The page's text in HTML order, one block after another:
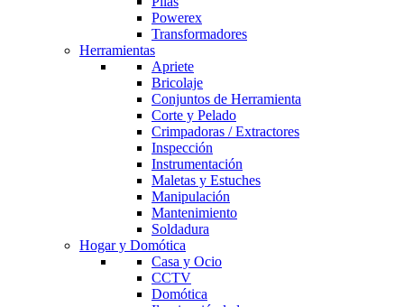
Powerex
Transformadores
Herramientas
Apriete
Bricolaje
Conjuntos de Herramienta
Corte y Pelado
Crimpadoras / Extractores
Inspección
Instrumentación
Maletas y Estuches
Manipulación
Mantenimiento
Soldadura
Hogar y Domótica
Casa y Ocio
CCTV
Domótica